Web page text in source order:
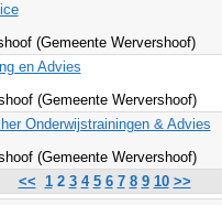
(Gemeente Wervershoof)
en Advies
(Gemeente Wervershoof)
Onderwijstrainingen & Advies
(Gemeente Wervershoof)
<< 12 3 4 5 6 7 8 9 10 >>